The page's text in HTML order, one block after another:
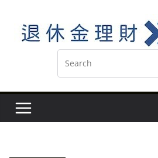
content